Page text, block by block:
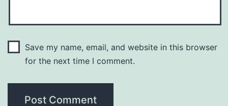
Save my name, email, and website in this browser
for the next time I comment.